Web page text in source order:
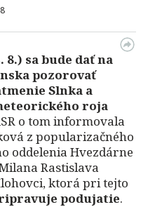
8.) sa bude dať na
pozorovať
Slnka a
roja
o tom informovala
z popularizačného
oddelenia Hvezdárne
Rastislava
ktorá pri tejto
podujatie.